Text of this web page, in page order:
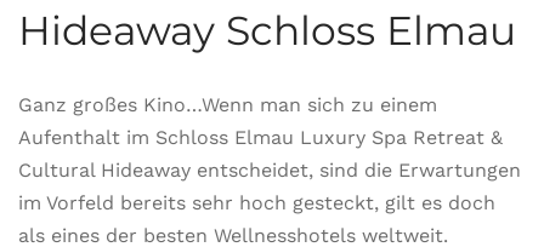
Hideaway Schloss Elmau
Ganz großes Kino…Wenn man sich zu einem
Aufenthalt im Schloss Elmau Luxury Spa Retreat &
Cultural Hideaway entscheidet, sind die Erwartungen
im Vorfeld bereits sehr hoch gesteckt, gilt es doch
als eines der besten Wellnesshotels weltweit.